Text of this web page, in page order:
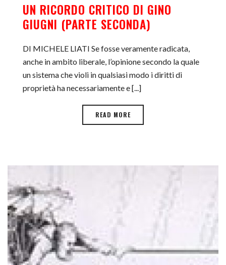
UN RICORDO CRITICO DI GINO
GIUGNI (PARTE SECONDA)
DI MICHELE LIATI Se fosse veramente radicata,
anche in ambito liberale, l’opinione secondo la quale
un sistema che violi in qualsiasi modo i diritti di
proprietà ha necessariamente e [...]
READ MORE